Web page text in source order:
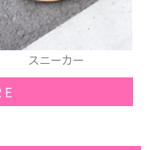
ショルダーバッグ